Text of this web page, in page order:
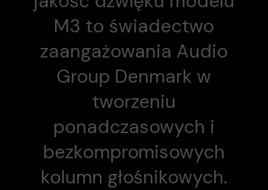
M3 to świadectwo
zaangażowania Audio
Group Denmark w
tworzeniu
ponadczasowych i
bezkompromisowych
kolumn głośnikowych.